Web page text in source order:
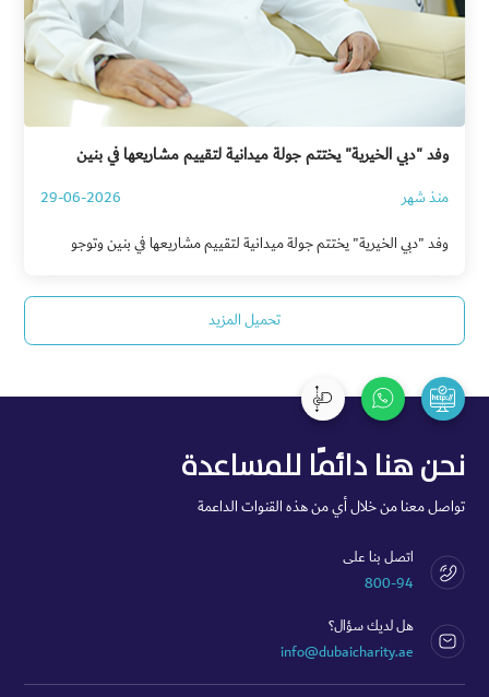
وفد "دبي الخيرية" يختتم جولة ميدانية لتقييم مشاريعها في بنين
منذ شهر
29-06-2026
وفد "دبي الخيرية" يختتم جولة ميدانية لتقييم مشاريعها في بنين وتوجو
تحميل المزيد‎
نحن هنا دائمًا للمساعدة
تواصل معنا من خلال أي من هذه القنوات الداعمة
اتصل بنا على
800-94
هل لديك سؤال؟
info@dubaicharity.ae